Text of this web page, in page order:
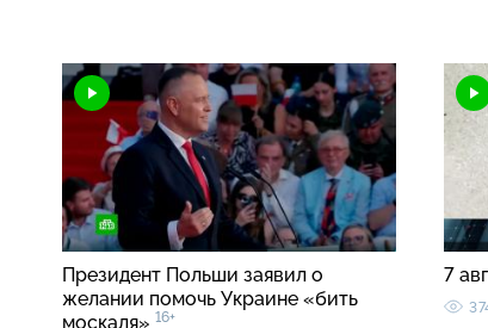
Президент Польши заявил о
желании помочь Украине «бить
москаля» 16+
7